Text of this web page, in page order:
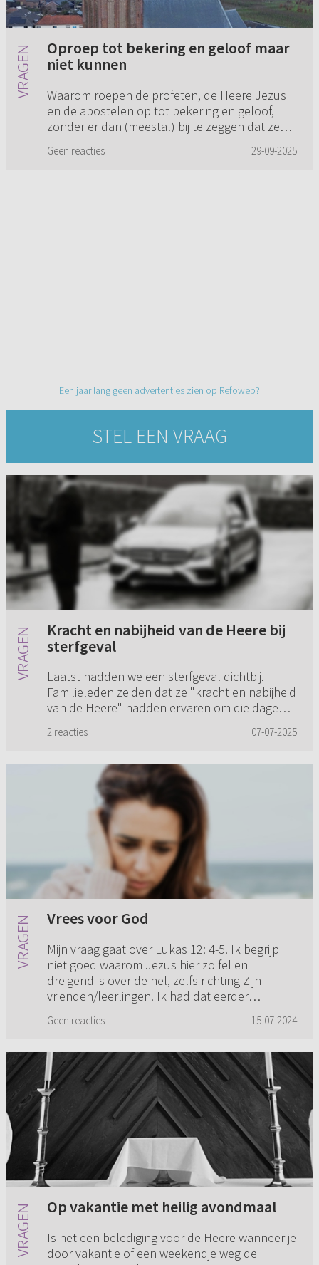
Oproep tot bekering en geloof maar
niet kunnen
Waarom roepen de profeten, de Heere Jezus
en de apostelen op tot bekering en geloof,
zonder er dan (meestal) bij te zeggen dat ze
er dat dan wel altijd bij ...
Geen reacties 29-09-2025
Een jaar lang geen advertenties zien op Refoweb?
STEL EEN VRAAG
Kracht en nabijheid van de Heere bij
sterfgeval
Laatst hadden we een sterfgeval dichtbij.
Familieleden zeiden dat ze "kracht en nabijheid
van de Heere" hadden ervaren om die dagen
merk je dan? En kun je...
2 reacties 07-07-2025
Vrees voor God
Mijn vraag gaat over Lukas 12: 4-5. Ik begrijp
niet goed waarom Jezus hier zo fel en
dreigend is over de hel, zelfs richting Zijn
vrienden/leerlingen. Ik had dat eerder
Geen reacties 15-07-2024
Op vakantie met heilig avondmaal
Is het een belediging voor de Heere wanneer je
door vakantie of een weekendje weg de